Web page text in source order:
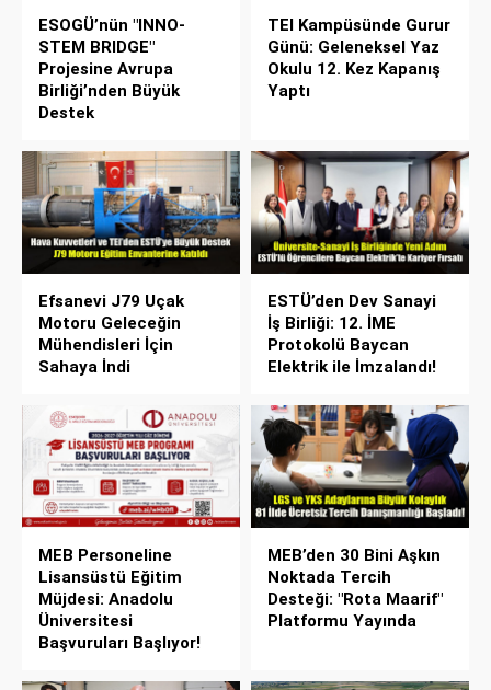
ESOGÜ’nün "INNO-
STEM BRIDGE"
Projesine Avrupa
Birliği’nden Büyük
Destek
TEI Kampüsünde Gurur
Günü: Geleneksel Yaz
Okulu 12. Kez Kapanış
Yaptı
Efsanevi J79 Uçak
Motoru Geleceğin
Mühendisleri İçin
Sahaya İndi
ESTÜ’den Dev Sanayi
İş Birliği: 12. İME
Protokolü Baycan
Elektrik ile İmzalandı!
MEB Personeline
Lisansüstü Eğitim
Müjdesi: Anadolu
Üniversitesi
Başvuruları Başlıyor!
MEB’den 30 Bini Aşkın
Noktada Tercih
Desteği: "Rota Maarif"
Platformu Yayında